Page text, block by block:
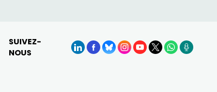
SUIVEZ-
NOUS
LinkedInFacebook
BlueSkyInstagram
YouTube
X WhatsApp
Podcasts